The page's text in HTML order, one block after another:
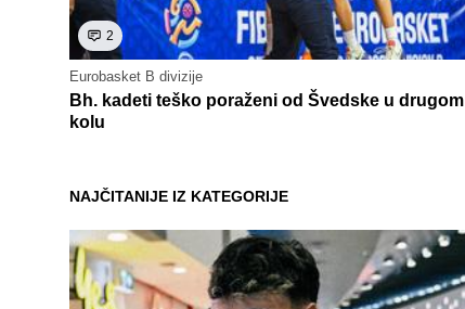
2
Eurobasket B divizije
Bh. kadeti teško poraženi od Švedske u drugom
kolu
NAJČITANIJE IZ KATEGORIJE